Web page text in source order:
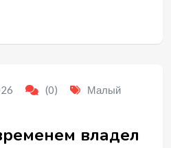
(0)
Малый
владел